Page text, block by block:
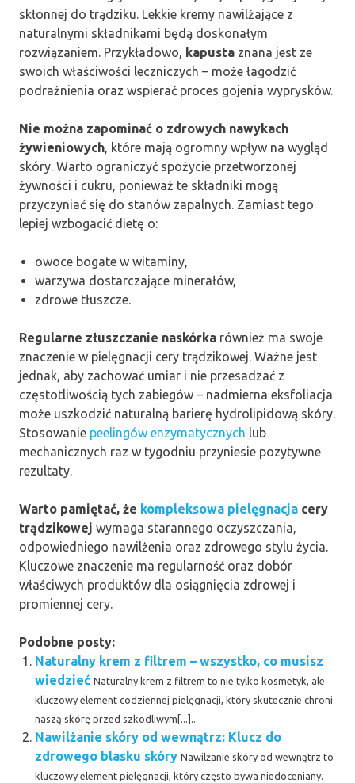
skłonnej do trądziku. Lekkie kremy nawilżające z
naturalnymi składnikami będą doskonałym
rozwiązaniem. Przykładowo, kapusta znana jest ze
swoich właściwości leczniczych – może łagodzić
podrażnienia oraz wspierać proces gojenia wyprysków.
Nie można zapominać o zdrowych nawykach
żywieniowych, które mają ogromny wpływ na wygląd
skóry. Warto ograniczyć spożycie przetworzonej
żywności i cukru, ponieważ te składniki mogą
przyczyniać się do stanów zapalnych. Zamiast tego
lepiej wzbogacić dietę o:
owoce bogate w witaminy,
warzywa dostarczające minerałów,
zdrowe tłuszcze.
Regularne złuszczanie naskórka również ma swoje
znaczenie w pielęgnacji cery trądzikowej. Ważne jest
jednak, aby zachować umiar i nie przesadzać z
częstotliwością tych zabiegów – nadmierna eksfoliacja
może uszkodzić naturalną barierę hydrolipidową skóry.
Stosowanie peelingów enzymatycznych lub
mechanicznych raz w tygodniu przyniesie pozytywne
rezultaty.
Warto pamiętać, że kompleksowa pielęgnacja cery
trądzikowej wymaga starannego oczyszczania,
odpowiedniego nawilżenia oraz zdrowego stylu życia.
Kluczowe znaczenie ma regularność oraz dobór
właściwych produktów dla osiągnięcia zdrowej i
promiennej cery.
Podobne posty:
Naturalny krem z filtrem – wszystko, co musisz
wiedzieć Naturalny krem z filtrem to nie tylko kosmetyk, ale
kluczowy element codziennej pielęgnacji, który skutecznie chroni
naszą skórę przed szkodliwym[...]...
Nawilżanie skóry od wewnątrz: Klucz do
zdrowego blasku skóry Nawilżanie skóry od wewnątrz to
kluczowy element pielęgnacji, który często bywa niedoceniany.